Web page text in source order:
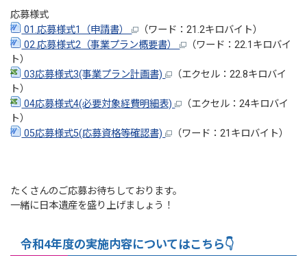
応募様式
01.応募様式1（申請書）
（ワード：21.2キロバイト）
02.応募様式2（事業プラン概要書）
（ワード：22.1キロバイ
ト）
03応募様式3(事業プラン計画書)
（エクセル：22.8キロバイ
ト）
04応募様式4(必要対象経費明細表)
（エクセル：24キロバイ
ト）
05応募様式5(応募資格等確認書)
（ワード：21キロバイト）
たくさんのご応募お待ちしております。
一緒に日本遺産を盛り上げましょう！
令和4年度の実施内容についてはこちら👇